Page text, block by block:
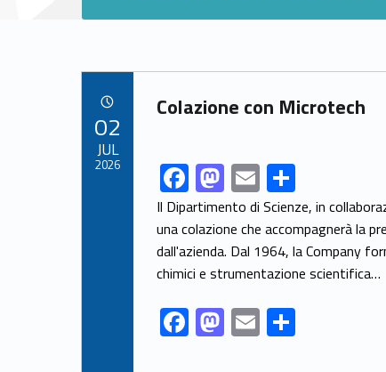
Link identifier archive #link-archive-13555
Colazione con Microtech
Link identifier share facebook archive #share-link-archive-18623F
ac
e
b
o
o
k
M
as
to
d
o
n
E
m
ai
l
S
h
ar
e
Il Dipartimento di Scienze, in
una colazione che accompagnerà la
dall'azienda. Dal 1964, la Company
chimici e strumentazione scientifica…
F
ac
M
as
E
m
S
02
JUL
2026